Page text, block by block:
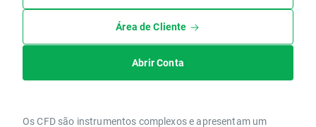
Área de Cliente
Abrir Conta
Os CFD são instrumentos complexos e apresentam um